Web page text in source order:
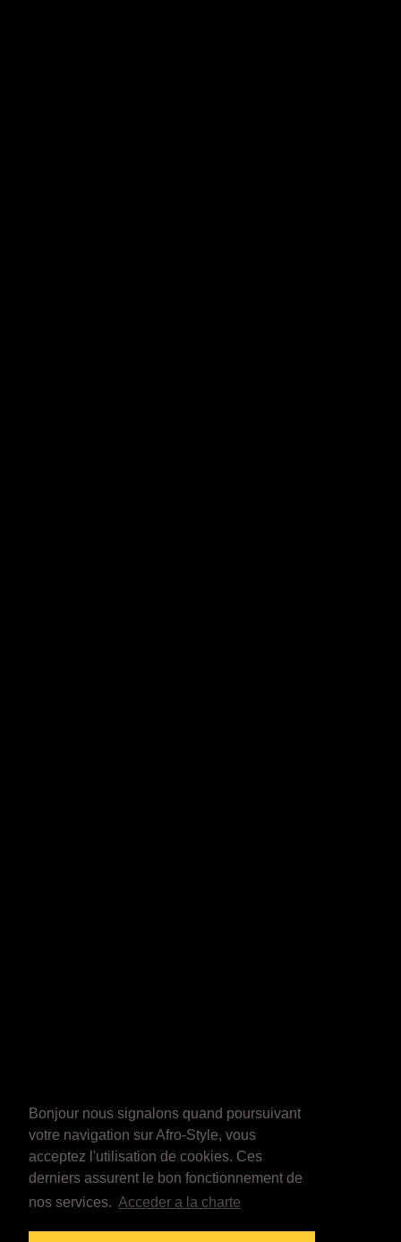
Bonjour nous signalons quand poursuivant
votre navigation sur Afro-Style, vous
acceptez l'utilisation de cookies. Ces
derniers assurent le bon fonctionnement de
nos services. Acceder a la charte